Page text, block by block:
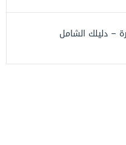
– دليلك الشامل